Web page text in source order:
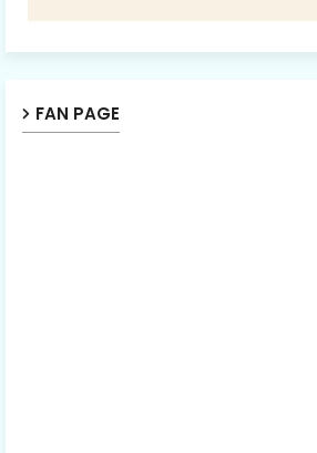
FAN PAGE